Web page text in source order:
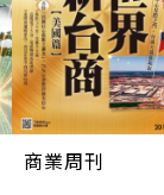
商業周刊